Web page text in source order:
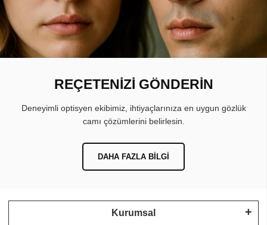
REÇETENİZİ GÖNDERİN
Deneyimli optisyen ekibimiz, ihtiyaçlarınıza en uygun gözlük
camı çözümlerini belirlesin.
DAHA FAZLA BILGI
Kurumsal